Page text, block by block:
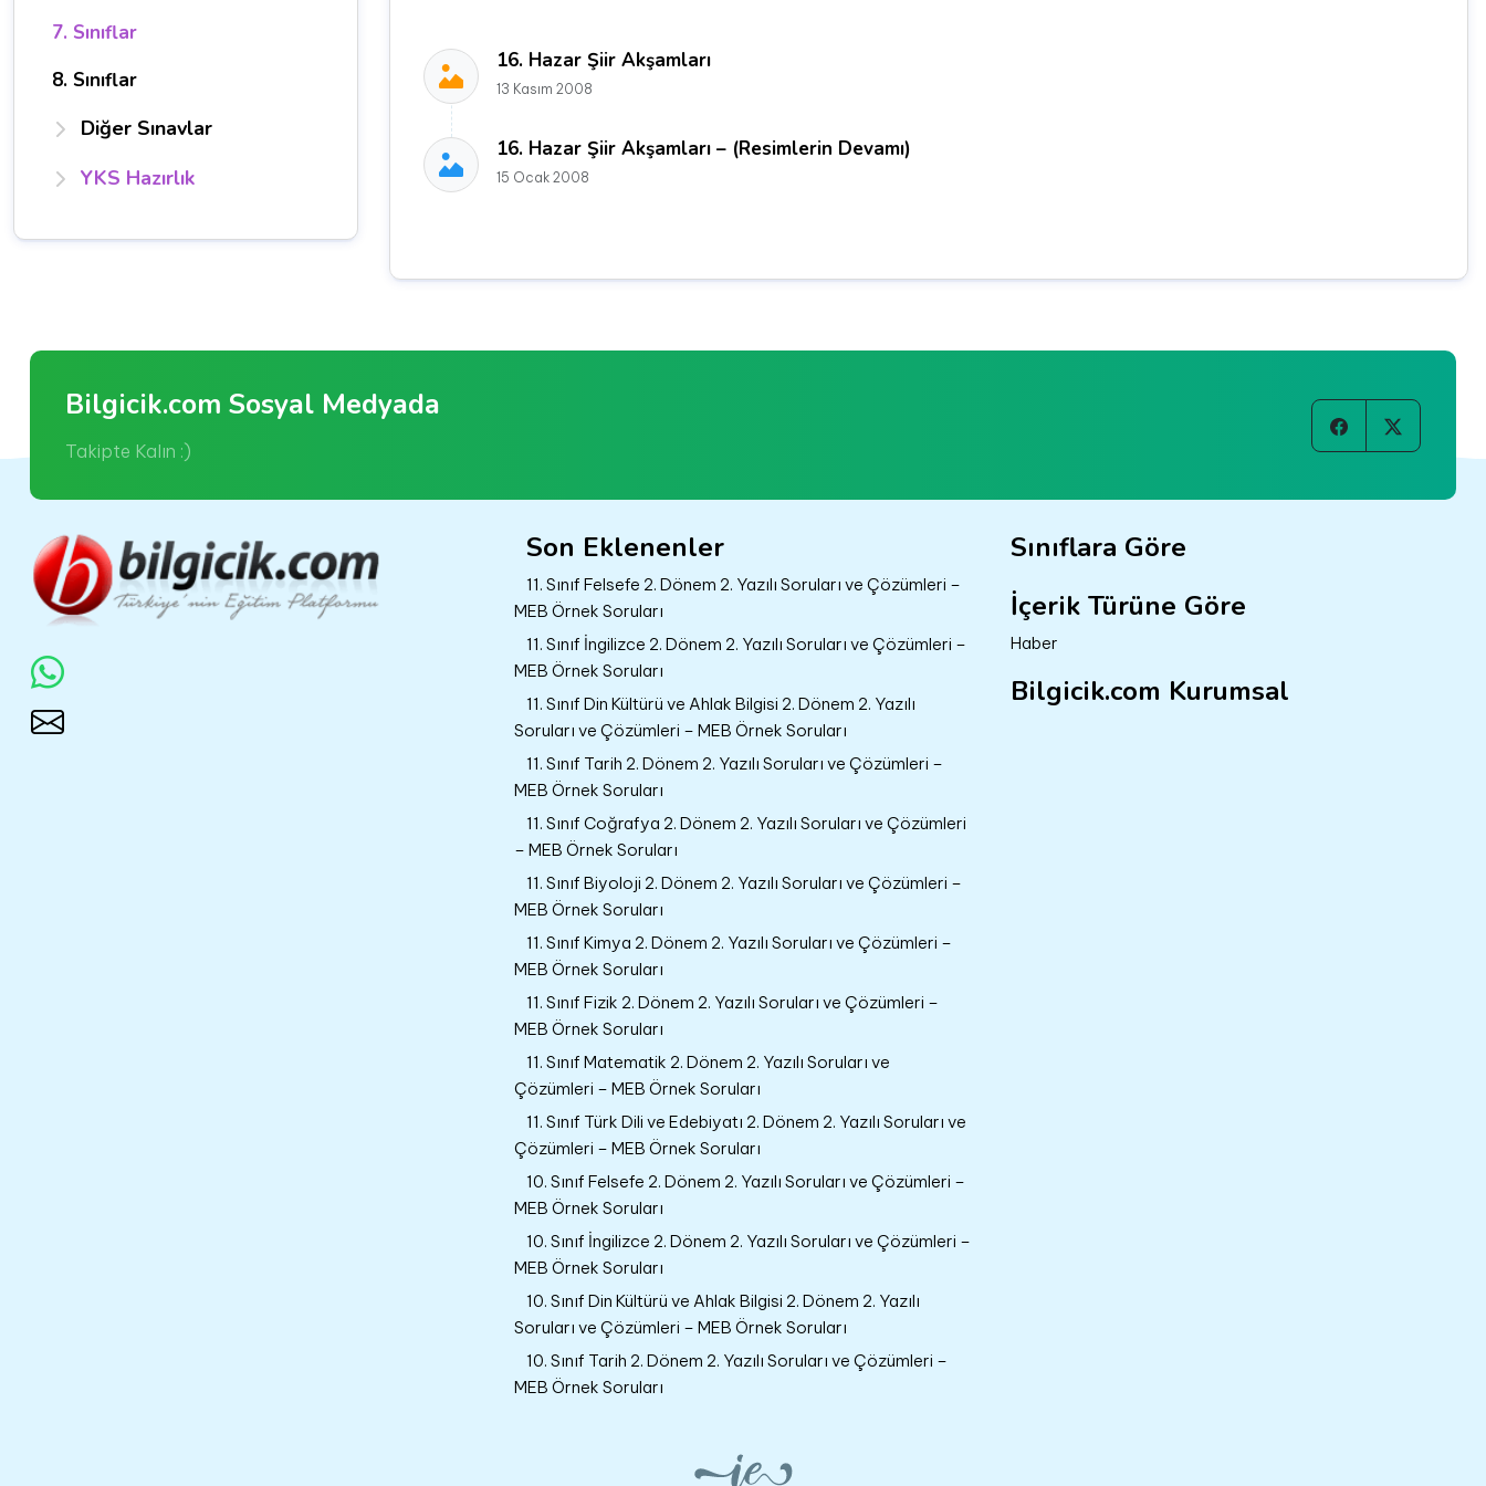
7. Sınıflar
8. Sınıflar
Diğer Sınavlar
YKS Hazırlık
16. Hazar Şiir Akşamları
13 Kasım 2008
16. Hazar Şiir Akşamları – (Resimlerin Devamı)
15 Ocak 2008
Bilgicik.com Sosyal Medyada
Takipte Kalın :)
Son Eklenenler
11. Sınıf Felsefe 2. Dönem 2. Yazılı Soruları ve Çözümleri –
MEB Örnek Soruları
11. Sınıf İngilizce 2. Dönem 2. Yazılı Soruları ve Çözümleri –
MEB Örnek Soruları
11. Sınıf Din Kültürü ve Ahlak Bilgisi 2. Dönem 2. Yazılı
Soruları ve Çözümleri – MEB Örnek Soruları
11. Sınıf Tarih 2. Dönem 2. Yazılı Soruları ve Çözümleri –
MEB Örnek Soruları
11. Sınıf Coğrafya 2. Dönem 2. Yazılı Soruları ve Çözümleri
– MEB Örnek Soruları
11. Sınıf Biyoloji 2. Dönem 2. Yazılı Soruları ve Çözümleri –
MEB Örnek Soruları
11. Sınıf Kimya 2. Dönem 2. Yazılı Soruları ve Çözümleri –
MEB Örnek Soruları
11. Sınıf Fizik 2. Dönem 2. Yazılı Soruları ve Çözümleri –
MEB Örnek Soruları
11. Sınıf Matematik 2. Dönem 2. Yazılı Soruları ve
Çözümleri – MEB Örnek Soruları
11. Sınıf Türk Dili ve Edebiyatı 2. Dönem 2. Yazılı Soruları ve
Çözümleri – MEB Örnek Soruları
10. Sınıf Felsefe 2. Dönem 2. Yazılı Soruları ve Çözümleri –
MEB Örnek Soruları
10. Sınıf İngilizce 2. Dönem 2. Yazılı Soruları ve Çözümleri –
MEB Örnek Soruları
10. Sınıf Din Kültürü ve Ahlak Bilgisi 2. Dönem 2. Yazılı
Soruları ve Çözümleri – MEB Örnek Soruları
10. Sınıf Tarih 2. Dönem 2. Yazılı Soruları ve Çözümleri –
MEB Örnek Soruları
Sınıflara Göre
İçerik Türüne Göre
Haber
Bilgicik.com Kurumsal